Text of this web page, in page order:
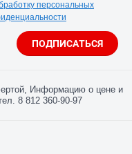
персональных
ПОДПИСАТЬСЯ
Информацию о цене и
8 812 360-90-97